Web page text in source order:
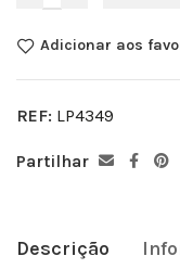
Adicionar aos
REF: LP4349
Partilhar
Descrição